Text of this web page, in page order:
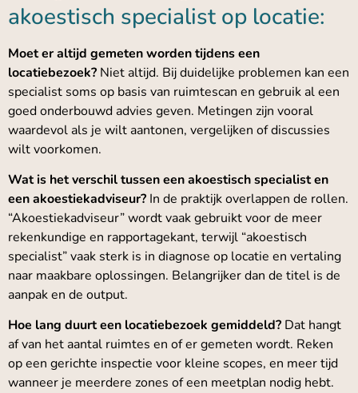
akoestisch specialist op locatie:
Moet er altijd gemeten worden tijdens een
locatiebezoek? Niet altijd. Bij duidelijke problemen kan een
specialist soms op basis van ruimtescan en gebruik al een
goed onderbouwd advies geven. Metingen zijn vooral
waardevol als je wilt aantonen, vergelijken of discussies
wilt voorkomen.
Wat is het verschil tussen een akoestisch specialist en
een akoestiekadviseur? In de praktijk overlappen de rollen.
“Akoestiekadviseur” wordt vaak gebruikt voor de meer
rekenkundige en rapportagekant, terwijl “akoestisch
specialist” vaak sterk is in diagnose op locatie en vertaling
naar maakbare oplossingen. Belangrijker dan de titel is de
aanpak en de output.
Hoe lang duurt een locatiebezoek gemiddeld? Dat hangt
af van het aantal ruimtes en of er gemeten wordt. Reken
op een gerichte inspectie voor kleine scopes, en meer tijd
wanneer je meerdere zones of een meetplan nodig hebt.